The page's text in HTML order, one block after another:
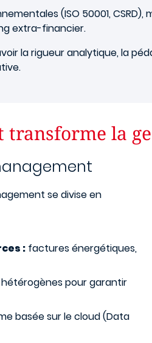
(ISO 50001,
extra-financier.
la rigueur analytique, la
transforme la
se divise en
: factures énergétiques,
hétérogènes pour garantir
basée sur le cloud (Data